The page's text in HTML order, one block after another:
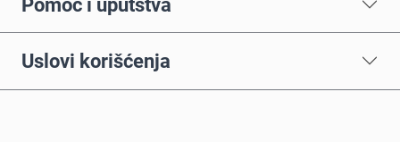
Uslovi korišćenja